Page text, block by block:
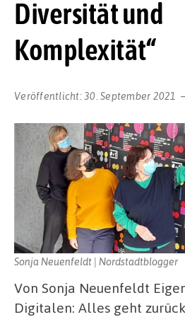
Diversität und
Komplexität“
Veröffentlicht:30. September 2021
Sonja Neuenfeldt | Nordstadtblogger
Von Sonja Neuenfeldt
Digitalen: Alles geht